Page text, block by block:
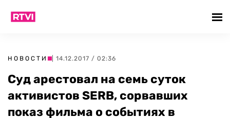
НОВОСТИ | 14.12.2017 / 02:36
Суд арестовал на семь суток
активистов SERB, сорвавших
показ фильма о событиях в